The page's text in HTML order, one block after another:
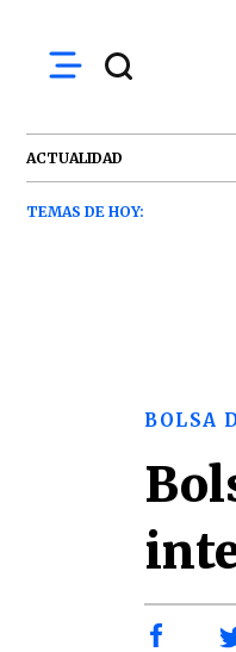
ACTUALIDAD
TEMAS DE HOY:
BOLSA